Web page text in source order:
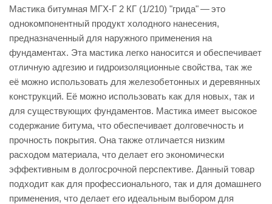
Мастика битумная МГХ-Г 2 КГ (1/210) "грида" — это
однокомпонентный продукт холодного нанесения,
предназначенный для наружного применения на
фундаментах. Эта мастика легко наносится и обеспечивает
отличную адгезию и гидроизоляционные свойства, так же
её можно использовать для железобетонных и деревянных
конструкций. Её можно использовать как для новых, так и
для существующих фундаментов. Мастика имеет высокое
содержание битума, что обеспечивает долговечность и
прочность покрытия. Она также отличается низким
расходом материала, что делает его экономически
эффективным в долгосрочной перспективе. Данный товар
подходит как для профессионального, так и для домашнего
применения, что делает его идеальным выбором для